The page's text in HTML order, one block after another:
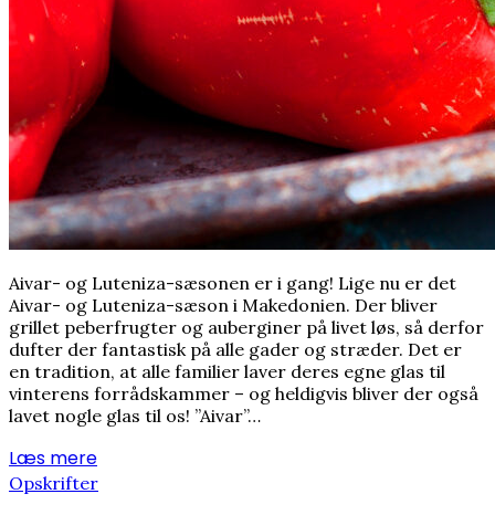
Aivar- og Luteniza-sæsonen er i gang! Lige nu er det
Aivar- og Luteniza-sæson i Makedonien. Der bliver
grillet peberfrugter og auberginer på livet løs, så derfor
dufter der fantastisk på alle gader og stræder. Det er
en tradition, at alle familier laver deres egne glas til
vinterens forrådskammer – og heldigvis bliver der også
lavet nogle glas til os! ”Aivar”…
Læs mere
Opskrifter